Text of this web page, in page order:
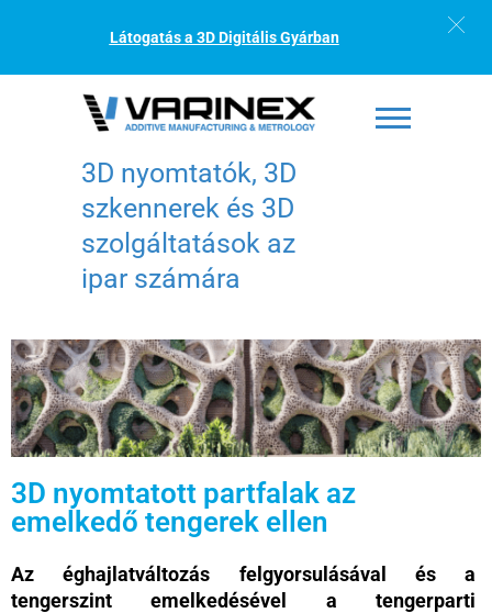
Látogatás a 3D Digitális Gyárban
3D nyomtatók, 3D
szkennerek és 3D
szolgáltatások az
ipar számára
3D nyomtatott partfalak az
emelkedő tengerek ellen
Az éghajlatváltozás felgyorsulásával és a
tengerszint emelkedésével a tengerparti